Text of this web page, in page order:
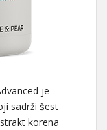
je
sadrži šest
korena